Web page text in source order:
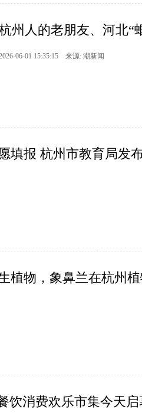
州人的老朋友、河北“
06-01 15:35:15 来源: 潮新闻
填报 杭州市教育局发
植物，象鼻兰在杭州
饮消费欢乐市集今天